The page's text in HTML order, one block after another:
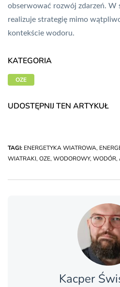
obserwować rozwój zdarzeń. W
realizuje strategię mimo
kontekście wodoru.
KATEGORIA
OZE
UDOSTĘPNIJ TEN ARTYKUŁ
TAGI: ENERGETYKA WIATROWA,
WIATRAKI, OZE, WODOROWY, WODÓR,
Kacper